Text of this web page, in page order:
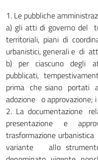
1. Le pubbliche
a) gli atti di governo
territoriali, piani di
urbanistici, generali e di
b) per ciascuno
pubblicati,
prima che siano portati
adozione o approvazione;
2. La documentazione
presentazione e
trasformazione
variante allo strumento